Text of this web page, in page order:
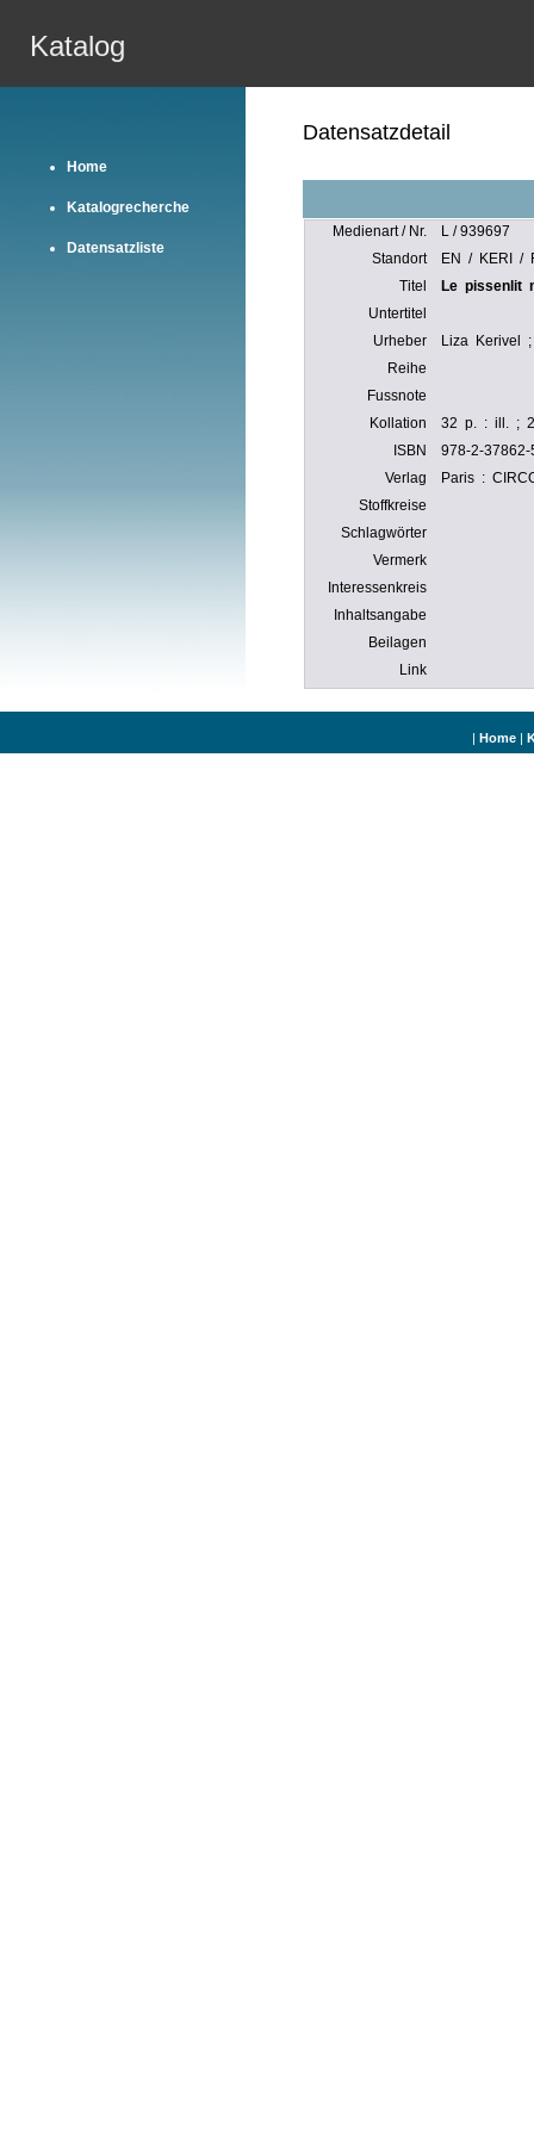
Katalog
Home
Katalogrecherche
Datensatzliste
Datensatzdetail
Medienart / Nr.
L / 939697
Standort
EN / KERI /
Titel
Le pissenlit
Untertitel
Urheber
Liza Kerivel
Reihe
Fussnote
Kollation
32 p. : ill. ;
ISBN
978-2-37862-
Verlag
Paris :
Stoffkreise
Schlagwörter
Vermerk
Interessenkreis
Inhaltsangabe
Beilagen
Link
| Home|